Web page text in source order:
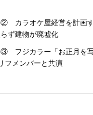
カラオケ屋経営を計画
ず建物が廃墟化
③ フジカラー「お正月を
フメンバーと共演